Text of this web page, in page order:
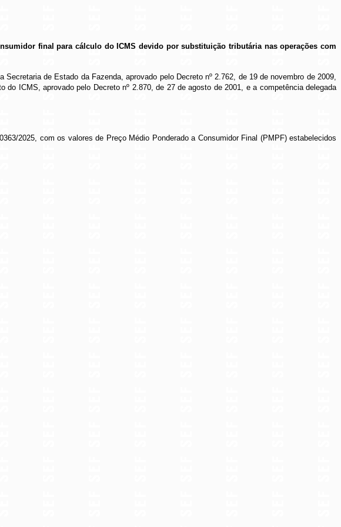
final para cálculo do ICMS devido por substituição tributária nas operações com
de Estado da Fazenda, aprovado pelo Decreto nº 2.762, de 19 de novembro de 2009,
ICMS, aprovado pelo Decreto nº 2.870, de 27 de agosto de 2001, e a competência delegada
2025, com os valores de Preço Médio Ponderado a Consumidor Final (PMPF) estabelecidos